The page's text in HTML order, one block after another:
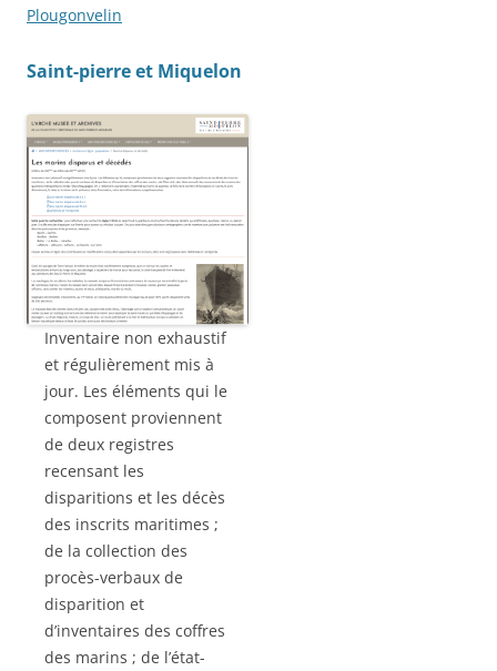
Plougonvelin
Saint-pierre et Miquelon
Inventaire non exhaustif
et régulièrement mis à
jour. Les éléments qui le
composent proviennent
de deux registres
recensant les
disparitions et les décès
des inscrits maritimes ;
de la collection des
procès-verbaux de
disparition et
d’inventaires des coffres
des marins ; de l’état-